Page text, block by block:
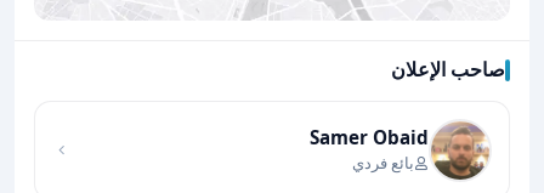
صاحب الإعلان
Samer Obaid
بائع فردي